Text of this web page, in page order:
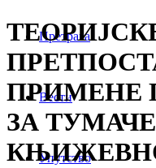
Претрага
Вести
Упутство
ПРИМЕНЕ
ЗА